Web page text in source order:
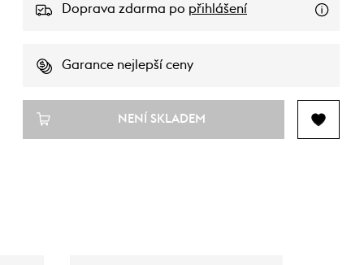
Doprava zdarma po přihlášení
Garance nejlepší ceny
NENÍ SKLADEM